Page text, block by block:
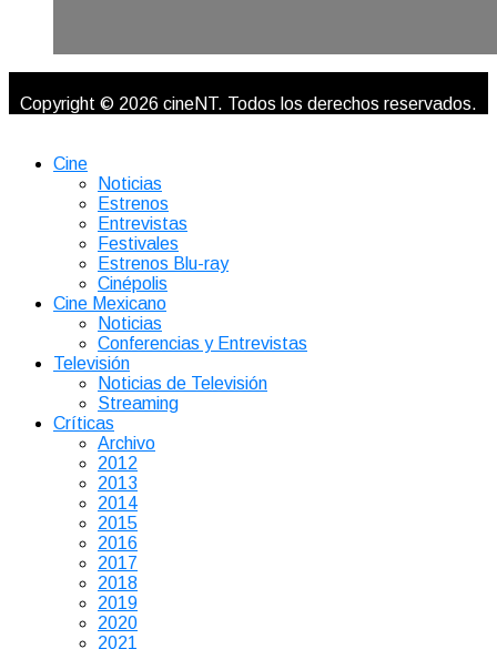
Copyright © 2026 cineNT. Todos los derechos reservados.
Cine
Noticias
Estrenos
Entrevistas
Festivales
Estrenos Blu-ray
Cinépolis
Cine Mexicano
Noticias
Conferencias y Entrevistas
Televisión
Noticias de Televisión
Streaming
Críticas
Archivo
2012
2013
2014
2015
2016
2017
2018
2019
2020
2021